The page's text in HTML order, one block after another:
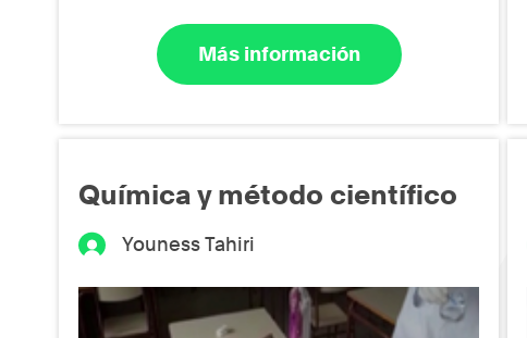
Más información
Química y método científico
Youness Tahiri